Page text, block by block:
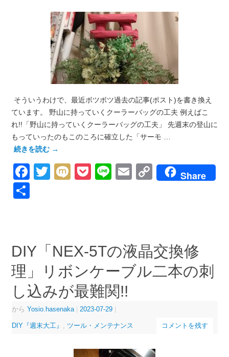
そういうわけで、最近ボツボツ過去の記事(ポスト)を書き換え
ています。 野山に持っていくクーラーバッグの工夫 例えばこ
れ!!「野山に持っていくクーラーバッグの工夫」 先週末の登山に
もっていったのもこのころに確立した「サーモ …
続きを読む →
Facebook
Twitter
MixiPocket
LineEmail
CopyShare
共
DIY「NEX-5Tの液晶交換修
理」リボンケーブル二本の刺
し込みが最難関!!
から Yosio.hasenaka 2023-07-29
DIY『週末大工』 ツール・メンテナンス コメントを残す